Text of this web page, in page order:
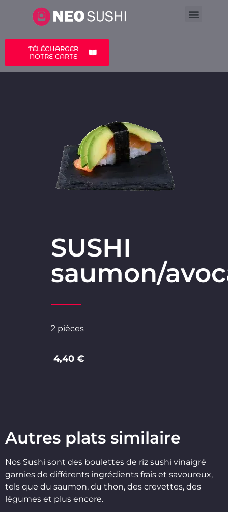
TÉLÉCHARGER
NOTRE CARTE
SUSHI
saumon/
2 pièces
4,40 €
Autres plats similaire
Nos Sushi sont des boulettes de riz sushi vinaigré
garnies de différents ingrédients frais et savoureux,
tels que du saumon, du thon, des crevettes, des
légumes et plus encore.